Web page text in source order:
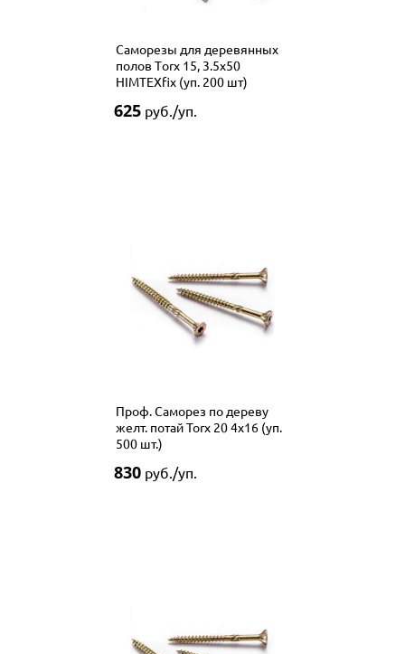
Саморезы для деревянных
полов Тorx 15, 3.5х50
HIMTEXfix (уп. 200 шт)
625 руб./уп.
Проф. Саморез по дереву
желт. потай Torx 20 4x16 (уп.
500 шт.)
830 руб./уп.